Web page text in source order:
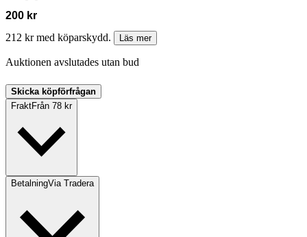
200 kr
212 kr med köparskydd.
Läs mer
Auktionen avslutades utan bud
Skicka köpförfrågan
FraktFrån 78 kr
BetalningVia Tradera